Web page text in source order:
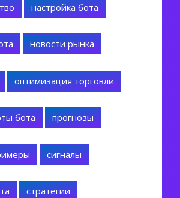
настройка бота
новости рынка
оптимизация торговли
бота прогнозы
сигналы
стратегии